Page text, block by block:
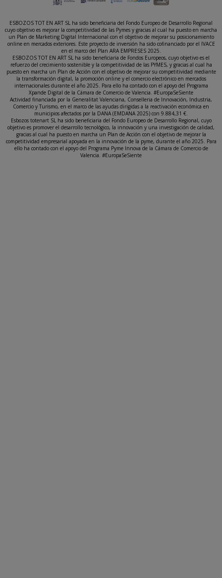
ESBOZOS TOT EN ART SL ha sido beneficiaria del Fondo Europeo de Desarrollo Regional
cuyo objetivo es mejorar la competitividad de las Pymes y gracias al cual ha puesto en marcha
un Plan de Marketing Digital Internacional con el objetivo de mejorar su posicionamiento
online en mercados exteriores. Este proyecto de inversión ha sido cofinanciado por el IVACE
en el marco del Plan ARA EMPRESES 2025.
ESBOZOS TOT EN ART SL ha sido beneficiaria de Fondos Europeos, cuyo objetivo es el
refuerzo del crecimiento sostenible y la competitividad de las PYMES, y gracias al cual ha
puesto en marcha un Plan de Acción con el objetivo de mejorar su competitividad mediante
la transformación digital, la promoción online y el comercio electrónico en mercados
internacionales durante el año 2025. Para ello ha contado con el apoyo del Programa
Xpande Digital de la Cámara de Comercio de Valencia. #EuropaSeSiente
Actividad financiada por la Generalitat Valenciana, Conselleria de Innovación, Industria,
Comercio y Turismo, en el marco de las ayudas dirigidas a la reactivación económica en
municipios afectados por la DANA (EMDANA 2025) con 9.884,31 €.
Esbozos totenart SL ha sido beneficiaria del Fondo Europeo de Desarrollo Regional, cuyo
objetivo es promover el desarrollo tecnológico, la innovación y una investigación de calidad,
gracias al cual ha puesto en marcha un Plan de Acción con el objetivo de mejorar la
competitividad empresarial apoyada en la innovación de la pyme, durante el año 2025. Para
ello ha contado con el apoyo del Programa Pyme Innova de la Cámara de Comercio de
Valencia. #EuropaSeSiente